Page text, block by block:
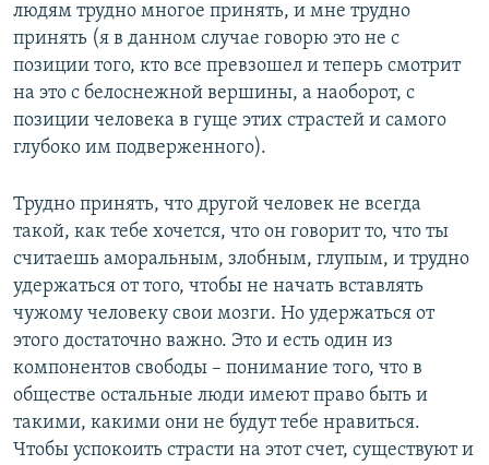
людям трудно многое принять, и мне трудно
принять (я в данном случае говорю это не с
позиции того, кто все превзошел и теперь смотрит
на это с белоснежной вершины, а наоборот, с
позиции человека в гуще этих страстей и самого
глубоко им подверженного).
Трудно принять, что другой человек не всегда
такой, как тебе хочется, что он говорит то, что ты
считаешь аморальным, злобным, глупым, и трудно
удержаться от того, чтобы не начать вставлять
чужому человеку свои мозги. Но удержаться от
этого достаточно важно. Это и есть один из
компонентов свободы – понимание того, что в
обществе остальные люди имеют право быть и
такими, какими они не будут тебе нравиться.
Чтобы успокоить страсти на этот счет, существуют и